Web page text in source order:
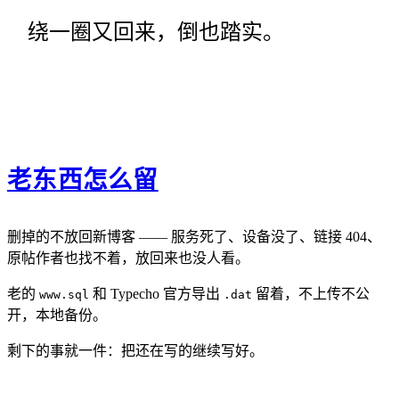
绕一圈又回来，倒也踏实。
老东西怎么留
删掉的不放回新博客 —— 服务死了、设备没了、链接 404、
原帖作者也找不着，放回来也没人看。
老的 www.sql 和 Typecho 官方导出 .dat 留着，不上传不公
开，本地备份。
剩下的事就一件：把还在写的继续写好。